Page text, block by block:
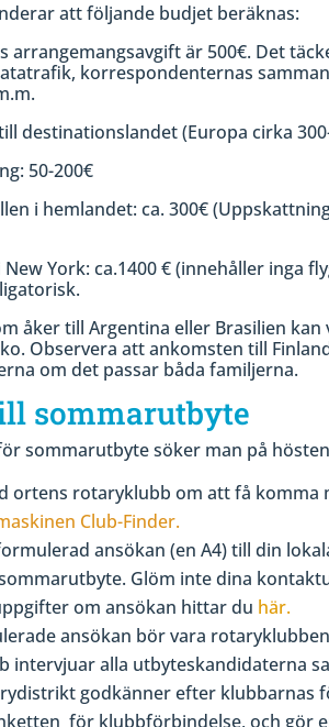
att följande budjet beräknas:
arrangemangsavgift är 500€. Det
korrespondenternas
destinationslandet (Europa cirka
50-200€
i hemlandet: ca. 300€
New York: ca.1400 € (innehåller
åker till Argentina eller Brasilien
Observera att ankomsten till
om det passar båda familjerna.
sommarutbyte
sommarutbyte söker man på
ortens rotaryklubb om att få
Club-Finder.
ansökan (en A4) till din
Glöm inte dina
om ansökan hittar du här.
ansökan bör vara
intervjuar alla utbyteskandidaterna
godkänner efter klubbarnas
för klubbförbindelse, och gör